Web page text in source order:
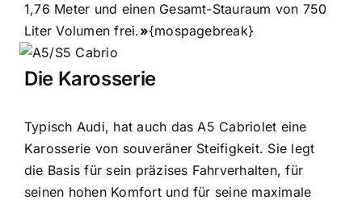
1,76 Meter und einen Gesamt-Stauraum von 750
Liter Volumen frei.»{mospagebreak}
Die Karosserie
Typisch Audi, hat auch das A5 Cabriolet eine
Karosserie von souveräner Steifigkeit. Sie legt
die Basis für sein präzises Fahrverhalten, für
seinen hohen Komfort und für seine maximale